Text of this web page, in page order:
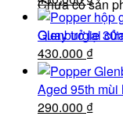
Chưa có sản
Quay trở lại
gốc
là:
490.000 ₫.
hiện
tại
là:
Glenburgie
Giá
gốc
là:
490.000 ₫.
430.000 ₫Giá
hiện
tại
là:
Aged 95th mùi
Giá
290.000 ₫Giá